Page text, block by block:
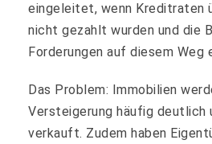
eingeleitet, wenn Kreditraten
nicht gezahlt wurden und die
Forderungen auf diesem Weg
Das Problem: Immobilien
Versteigerung häufig
verkauft. Zudem haben